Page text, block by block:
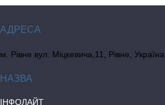
м. Рівне вул. Міцкевича,11, Рівне, Україна
ІНФОЛАЙТ